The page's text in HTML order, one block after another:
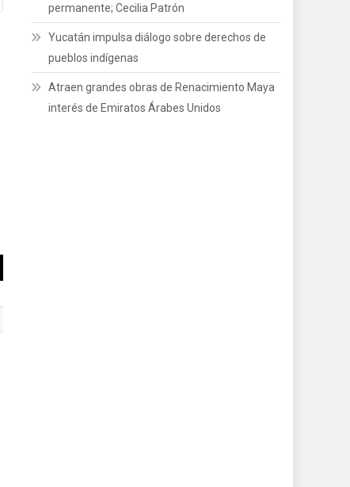
permanente; Cecilia Patrón
Yucatán impulsa diálogo sobre derechos de
pueblos indígenas
Atraen grandes obras de Renacimiento Maya
interés de Emiratos Árabes Unidos